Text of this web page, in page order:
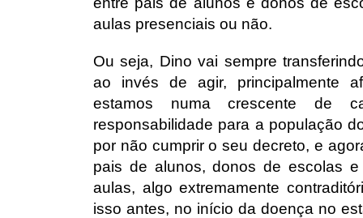
aulas presenciais ou não.
Ou seja, Dino vai sempre
ao invés de agir, principalmente
estamos numa crescente de
responsabilidade para a população
por não cumprir o seu decreto, e
pais de alunos, donos de escolas
aulas, algo extremamente
isso antes, no início da doença no